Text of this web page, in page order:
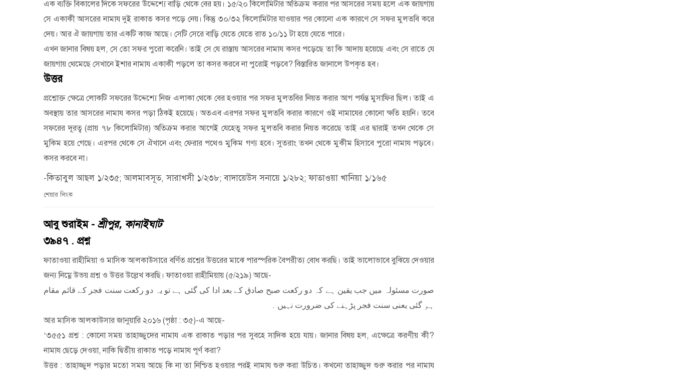
এক ব্যক্তি বিকালের দিকে সফরের উদ্দেশ্যে বাড়ি থেকে বের হয়। ১৫/২০ কিলোমিটার অতিক্রম করার পর আসরের সময় হলে এক জায়গায়
সে একাকী আসরের নামায দুই রাকাত কসর পড়ে নেয়। কিন্তু ৩০/৩২ কিলোমিটার যাওয়ার পর কোনো এক কারণে সে সফর মুলতবি করে
দেয়। আর ঐ জায়গায় তার একটি কাজ আছে। সেটি সেরে বাড়ি যেতে যেতে রাত ১০/১১ টা হয়ে যেতে পারে।
এখন জানার বিষয় হল, সে তো সফর পুরো করেনি। তাই সে যে রাস্তায় আসরের নামায কসর পড়েছে তা কি আদায় হয়েছে এবং সে রাতে যে
জায়গায় থেমেছে সেখানে ইশার নামায একাকী পড়লে তা কসর করবে না পুরোই পড়বে?বিস্তারিত জানালে উপকৃত হব।
উত্তর
প্রশ্নোক্ত ক্ষেত্রে লোকটি সফরের উদ্দেশ্যে নিজ এলাকা থেকে বের হওয়ার পর সফর মুলতবির নিয়ত করার আগ পর্যন্ত মুসাফির ছিল। তাই এ
অবস্থায় তার আসরের নামায কসর পড়া ঠিকই হয়েছে। অতএব এরপর সফর মুলতবি করার কারণে ওই নামাযের কোনো ক্ষতি হয়নি। তবে
সফরের দূরত্ব (প্রায় ৭৮ কিলোমিটার) অতিক্রম করার আগেই যেহেতু সফর মুলতবি করার নিয়ত করেছে তাই এর দ্বারাই তখন থেকে সে
মুকিম হয়ে গেছে। এরপর থেকে সে ঐখানে এবং ফেরার পথেও মুকিম গণ্য হবে। সুতরাং তখন থেকে মুকীম হিসাবে পুরো নামায পড়বে।
কসর করবে না।
-কিতাবুল আছল ১/২৩৫; আলমাবসূত, সারাখসী ১/২৩৮; বাদায়েউস সনায়ে ১/২৮২; ফাতাওয়া খানিয়া ১/১৬৫
শেয়ার লিংক
আবু শুরাইম - শ্রীপুর, কানাইঘাট
৩৯৪৭ . প্রশ্ন
ফাতাওয়া রাহীমিয়া ও মাসিক আলকাউসারে বর্ণিত প্রশ্নের উত্তরের মাঝে পারস্পরিক বৈপরীত্য বোধ করছি। তাই ভালোভাবে বুঝিয়ে দেওয়ার
জন্য নিম্নে উভয় প্রশ্ন ও উত্তর উল্লেখ করছি। ফাতাওয়া রাহীমিয়ায় (৫/২১৯) আছে-
صورت مسئولہ میں جب يقین ہے کہ دو رکعت صبح صادق کے بعد ادا کی گئی ہے تو یہ دو رکعت سنت فجر کے قائم مقام
ہو گئی یعنی سنت فجر پڑہنے کی ضرورت نہیں .
আর মাসিক আলকাউসার জানুয়ারি ২০১৬ (পৃষ্ঠা : ৩৫)-এ আছে-
‘৩৫৫১ প্রশ্ন : কোনো সময় তাহাজ্জুদের নামায এক রাকাত পড়ার পর সুবহে সাদিক হয়ে যায়। জানার বিষয় হল, এক্ষেত্রে করণীয় কী?
নামায ছেড়ে দেওয়া,নাকি দ্বিতীয় রাকাত পড়ে নামায পূর্ণ করা?
উত্তর : তাহাজ্জুদ পড়ার মতো সময় আছে কি না তা নিশ্চিত হওয়ার পরই নামায শুরু করা উচিত। কখনো তাহাজ্জুদ শুরু করার পর নামায